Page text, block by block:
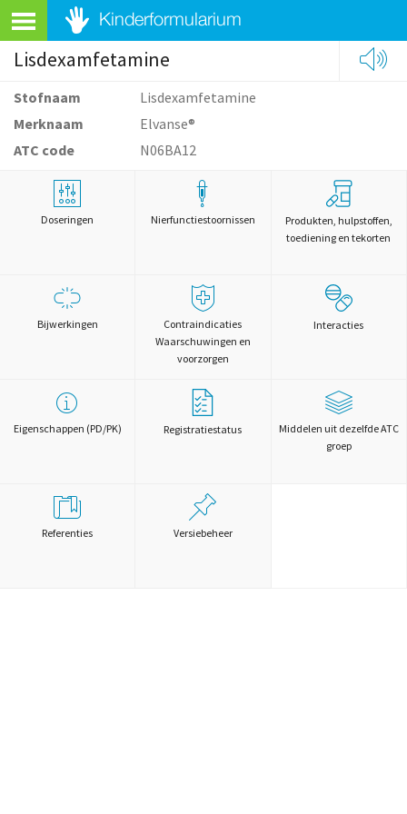
Lisdexamfetamine
Stofnaam
Lisdexamfetamine
Merknaam
Elvanse®
ATC code
N06BA12
Doseringen Nierfunctiestoornissen
Produkten, hulpstoffen,
toediening en tekorten
Bijwerkingen
Contraindicaties
Waarschuwingen en
voorzorgen
Interacties
Eigenschappen (PD/PK) Registratiestatus
Middelen uit dezelfde ATC
groep
Referenties Versiebeheer